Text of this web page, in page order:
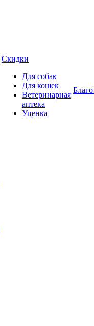
Скидки
Для собак
Для кошек
Ветеринарная
аптека
Уценка